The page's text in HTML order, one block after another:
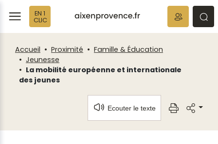
EN 1
CLIC
Accueil Proximité
Famille & Éducation
Jeunesse
La mobilité européenne et internationale
des jeunes
Ecouter le texte
Fenêtre
de
chat
Panneau de gestion des cookies